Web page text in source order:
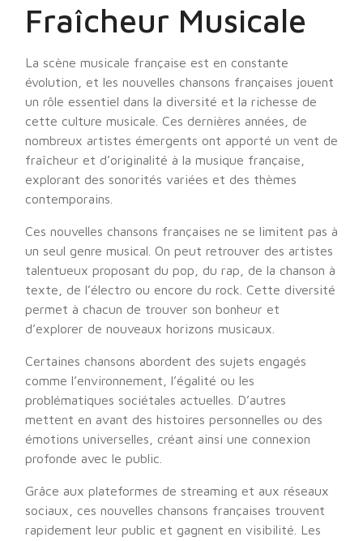
Fraîcheur Musicale
La scène musicale française est en constante
évolution, et les nouvelles chansons françaises jouent
un rôle essentiel dans la diversité et la richesse de
cette culture musicale. Ces dernières années, de
nombreux artistes émergents ont apporté un vent de
fraîcheur et d’originalité à la musique française,
explorant des sonorités variées et des thèmes
contemporains.
Ces nouvelles chansons françaises ne se limitent pas à
un seul genre musical. On peut retrouver des artistes
talentueux proposant du pop, du rap, de la chanson à
texte, de l’électro ou encore du rock. Cette diversité
permet à chacun de trouver son bonheur et
d’explorer de nouveaux horizons musicaux.
Certaines chansons abordent des sujets engagés
comme l’environnement, l’égalité ou les
problématiques sociétales actuelles. D’autres
mettent en avant des histoires personnelles ou des
émotions universelles, créant ainsi une connexion
profonde avec le public.
Grâce aux plateformes de streaming et aux réseaux
sociaux, ces nouvelles chansons françaises trouvent
rapidement leur public et gagnent en visibilité. Les